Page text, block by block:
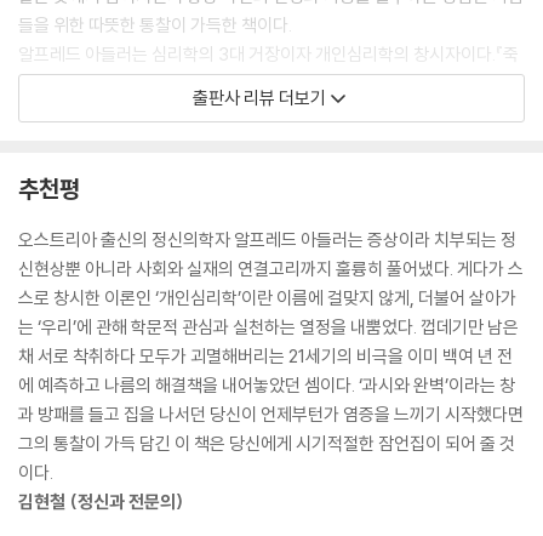
나는 오로지 행동만 믿는다.
삶은 말이 아니라 행동하는 단계에서 펼쳐지는 것.
--- 7장. 필요한 것은 오직 행동 중에서
들을 위한 따뜻한 통찰이 가득한 책이다.
알프레드 아들러는 심리학의 3대 거장이자 개인심리학의 창시자이다.『죽
음의 수용소에서』의 저자인 빅터 프랭클을 직접 지도했으며, 스피치와 커
뮤니케이션 분야의 독보적 저술로 자기계발의 시조라고 평가받는 데일 카
받았다고 알려져 있다.
아들러의 이름은 모르는 사람일지라도 열등감, 보상심리, 인정욕구, 권력
욕 등을 골자로 하는 그의 심리학에 대해서는 들어본 적이 있을 것이다. 이
책은 이런 아들러의 빛나는 통찰을 짧은 경구와 산문체의 글 토막으로 담
았다. 이 책이 우리 사회에서 넘쳐나는 피상적인 수준의 ‘자신감’ ‘열정’ ‘용
기’에 관한 구호를 넘어 진정 나와 타인을 이해하고 열등감을 담담하게 바
라보는 관점을 얻어 근본적인 치유, 근원적 평화를 얻는 여정의 실마리가
되어줄 것이다.
“항상 당신을 가로막은 것은 당신이었다.”
언제나 같은 자리에서 넘어지는 당신을 위한 빛나는 통찰
출판사 리뷰 더보기
추천평
오스트리아 출신의 정신의학자 알프레드 아들러는 증상이라 치부되는 정
신현상뿐 아니라 사회와 실재의 연결고리까지 훌륭히 풀어냈다. 게다가 스
스로 창시한 이론인 ‘개인심리학’이란 이름에 걸맞지 않게, 더불어 살아가
는 ‘우리’에 관해 학문적 관심과 실천하는 열정을 내뿜었다. 껍데기만 남은
채 서로 착취하다 모두가 괴멸해버리는 21세기의 비극을 이미 백여 년 전
에 예측하고 나름의 해결책을 내어놓았던 셈이다. ‘과시와 완벽’이라는 창
과 방패를 들고 집을 나서던 당신이 언제부턴가 염증을 느끼기 시작했다면
그의 통찰이 가득 담긴 이 책은 당신에게 시기적절한 잠언집이 되어 줄 것
이다.
김현철 (정신과 전문의)